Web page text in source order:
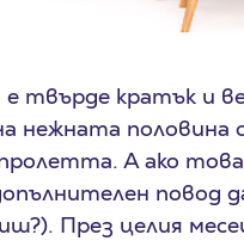
твърде кратък и
нежната
А ако
повод
През целия